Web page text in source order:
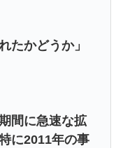
たかどうか」
間に急速な拡
に2011年の事